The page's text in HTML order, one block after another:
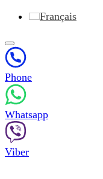
Français
Phone
Whatsapp
Viber